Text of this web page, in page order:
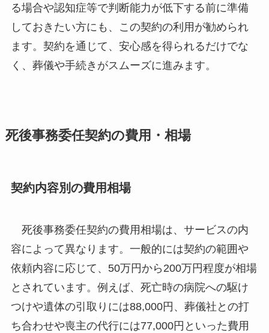
る場合や認知症等で判断能力が低下する前に準備
しておきたい方にも、この契約の利用が勧められ
ます。契約を通じて、安心感を得られるだけでな
く、葬儀や手続きがスムーズに進みます。
死後事務委任契約の費用・相場
契約内容別の費用相場
死後事務委任契約の費用相場は、サービスの内
容によって異なります。一般的には契約の範囲や
依頼内容に応じて、50万円から200万円程度が相場
とされています。例えば、死亡時の病院への駆け
つけや遺体の引取りには88,000円、葬儀社との打
ち合わせや喪主の代行には77,000円といった費用